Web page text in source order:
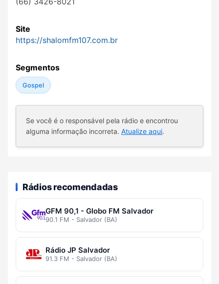
Site
https://shalomfm107.com.br
Segmentos
Gospel
Se você é o responsável pela rádio e encontrou
alguma informação incorreta. Atualize aqui.
Rádios recomendadas
GFM 90,1 - Globo FM Salvador
90.1 FM - Salvador (BA)
Rádio JP Salvador
91.3 FM - Salvador (BA)